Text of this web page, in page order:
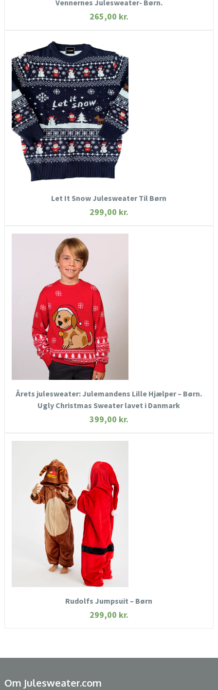
Vennernes Julesweater- Børn.
265,00 kr.
HURTIGT KIG
SE MERE
KØB NU
Let It Snow Julesweater Til Børn
299,00 kr.
HURTIGT KIG
SE MERE
KØB NU
Årets julesweater: Julemandens Lille Hjælper – Børn.
Ugly Christmas Sweater lavet i Danmark
399,00 kr.
HURTIGT KIG
SE MERE
KØB NU
Rudolfs Jumpsuit – Børn
299,00 kr.
Om Julesweater.com